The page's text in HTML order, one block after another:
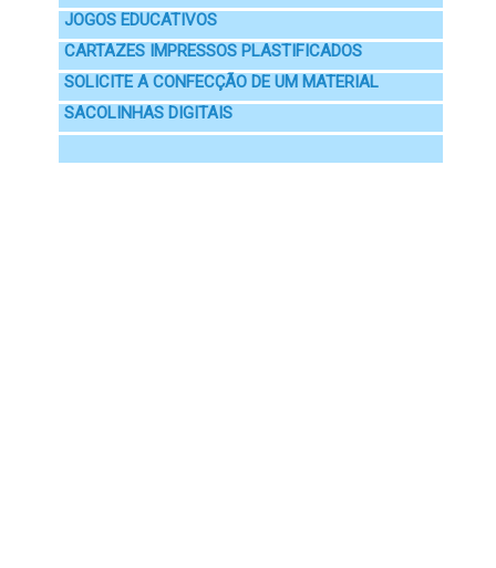
JOGOS EDUCATIVOS
CARTAZES IMPRESSOS PLASTIFICADOS
SOLICITE A CONFECÇÃO DE UM MATERIAL
SACOLINHAS DIGITAIS